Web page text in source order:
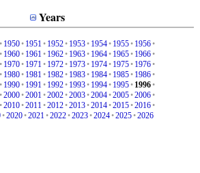
Years
• 1950• 1951• 1952• 1953• 1954• 1955• 1956•
• 1960• 1961• 1962• 1963• 1964• 1965• 1966•
• 1970• 1971• 1972• 1973• 1974• 1975• 1976•
• 1980• 1981• 1982• 1983• 1984• 1985• 1986•
• 1990• 1991• 1992• 1993• 1994• 1995• 1996•
•2000•2001•2002•2003•2004•2005•2006•
•2010•2011•2012•2013•2014•2015•2016•
•2020•2021•2022•2023•2024•2025•2026